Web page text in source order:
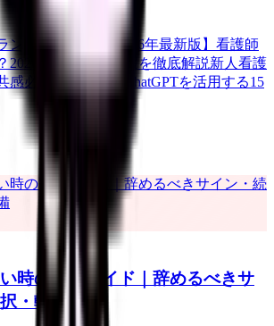
キングTOP5【2026年最新版】 看護師
2026年度の最新情報を徹底解説新人看護
感必至】看護師がChatGPTを活用する15
時の完全ガイド｜辞めるべきサ
・転職準備